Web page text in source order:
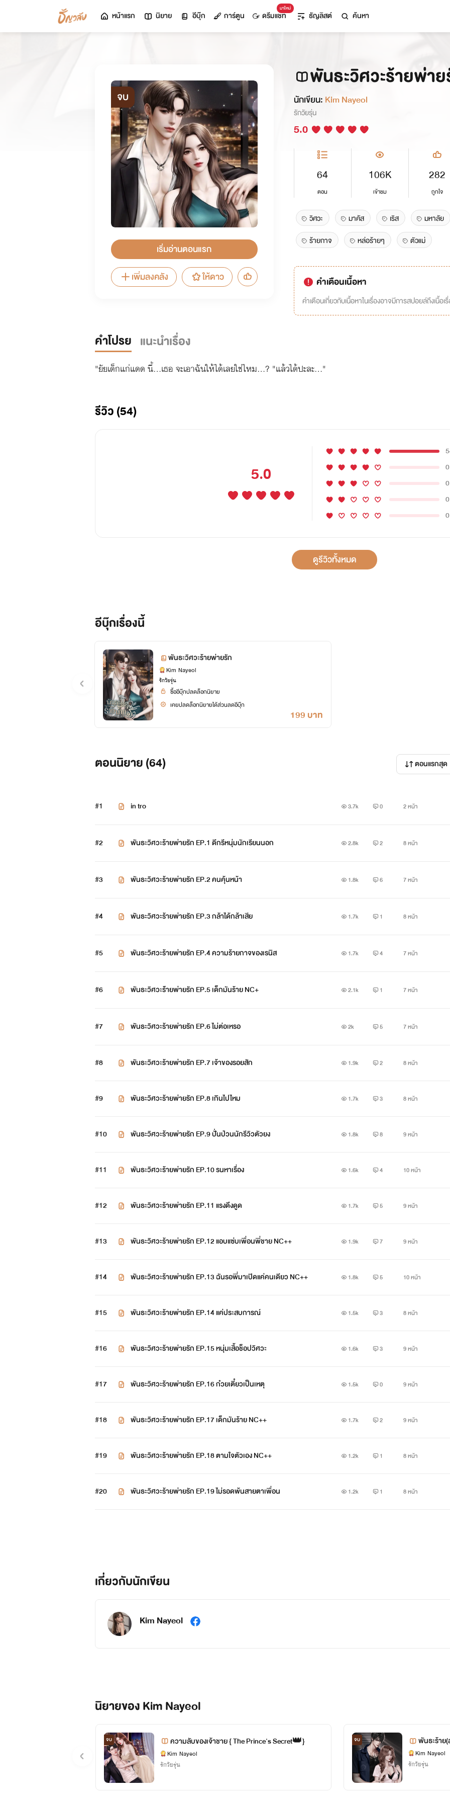
หน้าแรก นิยาย อีบุ๊ก การ์ตูน
มาใหม่
ดรีมแชท ธัญลิสต์ ค้นหา
จบ
เริ่มอ่านตอนแรก
เพิ่มลงคลัง
ให้ดาว
พันธะวิศวะร้ายพ่า
นักเขียน: Kim Nayeol
รักวัยรุ่น
5.0
64
ตอน
106K
เข้าชม
282
ถูกใจ
วิศวะ มาคัส เริส มหาลัย
ร้ายกาจ
หล่อร้ายๆ ตัวแม่
คำเตือนเนื้อหา
คำเตือนเกี่ยวกับเนื้อหาในเรื่องอาจมีการสปอยล์ถึงเนื้อเ
คำโปรย แนะนำเรื่อง
"ยัยเด็กแก่แดด นี้...เธอ จะเอาฉันให้ได้เลยใช่ไหม...? "แล้วได้ปะละ..."
รีวิว (54)
5.0
0
0
0
0
ดูรีวิวทั้งหมด
อีบุ๊กเรื่องนี้
พันธะวิศวะร้ายพ่ายรัก
Kim Nayeol
รักวัยรุ่น
ซื้ออีบุ๊กปลดล็อกนิยาย
เคยปลดล็อกนิยายได้ส่วนลดอีบุ๊ก
199 บาท
ตอนนิยาย (64) ตอนแรกสุด
#1 in tro 3.7k 0 2 หน้า
#2 พันธะวิศวะร้ายพ่ายรัก EP.1 ดีกรีหนุ่มนักเรียนนอก 2.8k 2 8 หน้า
#3 พันธะวิศวะร้ายพ่ายรัก EP.2 คนคุ้นหน้า 1.8k 6 7 หน้า
#4 พันธะวิศวะร้ายพ่ายรัก EP.3 กล้าได้กล้าเสีย 1.7k 1 8 หน้า
#5 พันธะวิศวะร้ายพ่ายรัก EP.4 ความร้ายกาจของเรนิส 1.7k 4 7 หน้า
#6 พันธะวิศวะร้่ายพ่ายรัก EP.5 เด็กมันร้าย NC+ 2.1k 1 7 หน้า
#7 พันธะวิศวะร้ายพ่ายรัก EP.6 ไม่ต่อเหรอ 2k 5 7 หน้า
#8 พันธะวิศวะร้ายพ่ายรัก EP.7 เจ้าของรอยสัก 1.9k 2 8 หน้า
#9 พันธะวิศวะร้ายพ่ายรัก EP.8 เกินไปไหม 1.7k 3 8 หน้า
#10 พันธะวิศวะร้ายพ่ายรัก EP.9 ปั่นป่วนนักรีวิวตัวยง 1.8k 8 9 หน้า
#11 พันธะวิศวะร้ายพ่ายรัก EP.10 รนหาเรื่อง 1.6k 4 10 หน้า
#12 พันธะวิศวะร้ายพ่ายรัก EP.11 แรงดึงดูด 1.7k 5 9 หน้า
#13 พันธะวิศวะร้ายพ่ายรัก EP.12 แอบแซ่บเพื่อนพี่ชาย NC++ 1.9k 7 9 หน้า
#14 พันธะวิศวะร้ายพ่ายรัก EP.13 ฉันรอพี่มาเปิดแค่คนเดียว NC++ 1.8k 5 10 หน้า
#15 พันธะวิศวะร้ายพ่ายรัก EP.14 แค่ประสบการณ์ 1.5k 3 8 หน้า
#16 พันธะวิศวะร้ายพ่ายรัก EP.15 หนุ่มเสื้อช็อปวิศวะ 1.6k 3 9 หน้า
#17 พันธะวิศวะร้ายพ่ายรัก EP.16 ก๋วยเตี๋ยวเป็นเหตุ 1.5k 0 9 หน้า
#18 พันธะวิศวะร้ายพ่ายรัก EP.17 เด็กมันร้าย NC++ 1.7k 2 9 หน้า
#19 พันธะวิศวะร้ายพ่ายรัก EP.18 ตามใจตัวเอง NC++ 1.2k 1 8 หน้า
#20 พันธะวิศวะร้ายพ่ายรัก EP.19 ไม่รอดพ้นสายตาเพื่อน 1.2k 1 8 หน้า
เกี่ยวกับนักเขียน
Kim Nayeol
นิยายของ Kim Nayeol
จบ ความลับของเจ้าชาย { The Prince's Secret👑}
Kim Nayeol
รักวัยรุ่น
จบ พันธะร้าย(
Kim Nayeol
รักวัยรุ่น